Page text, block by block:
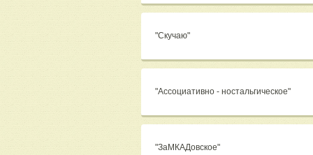
"Скучаю"
"Ассоциативно - ностальгическое"
"ЗаМКАДовское"